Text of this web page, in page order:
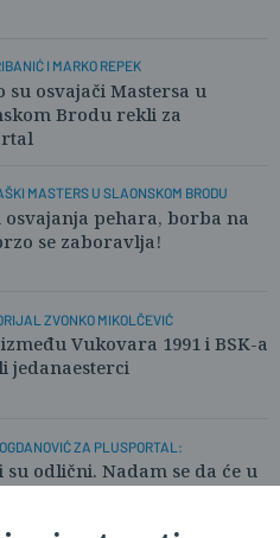
I MARKO REPEK
su osvajači Mastersa u
Brodu rekli za
MASTERS U SLAONSKOM BRODU
osvajanja pehara, borba na
se zaboravlja!
ZVONKO MIKOLČEVIĆ
Vukovara 1991 i BSK-a
jedanaesterci
ZA PLUSPORTAL:
su odlični. Nadam se da će u